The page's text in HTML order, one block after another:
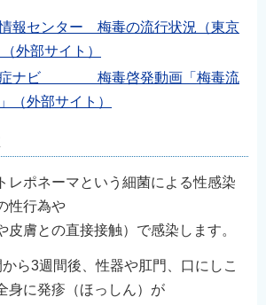
報センター 梅毒の流行状況（東京
外部サイト）
症ナビ 梅毒啓発動画「梅毒流
（外部サイト）
レポネーマという細菌による性感染
性行為や
皮膚との直接接触）で感染します。
ら3週間後、性器や肛門、口にしこ
身に発疹（ほっしん）が